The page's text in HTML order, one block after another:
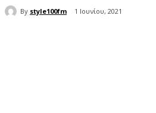
By style100fm 1 Ιουνίου, 2021